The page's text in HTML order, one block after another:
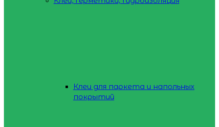
Клеи для паркета и напольных
покрытий